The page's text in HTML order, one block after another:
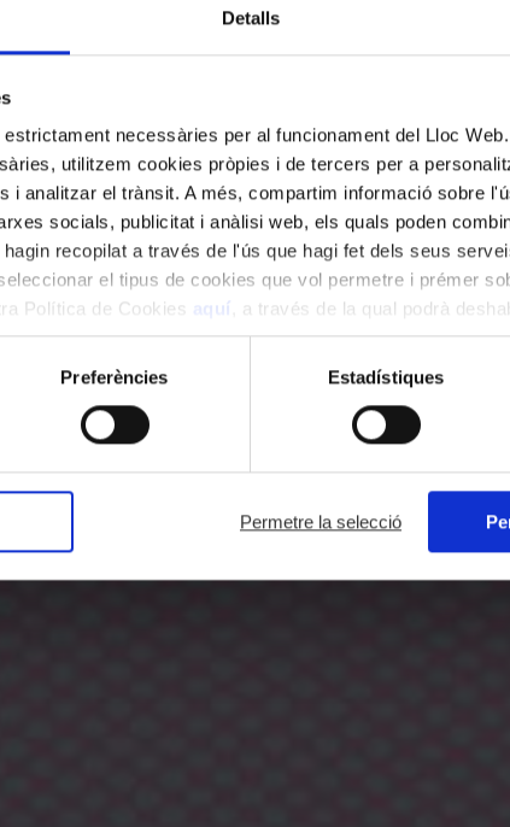
Detalls
necessàries per al funcionament del Lloc
utilitzem cookies pròpies i de tercers per a
i analitzar el trànsit. A més, compartim informació sobre
socials, publicitat i anàlisi web, els quals poden
recopilat a través de l'ús que hagi fet dels seus
el tipus de cookies que vol permetre i prémer
Política de Cookies aquí
, a través de la qual podrà
Preferències Estadístiques
Permetre la selecció